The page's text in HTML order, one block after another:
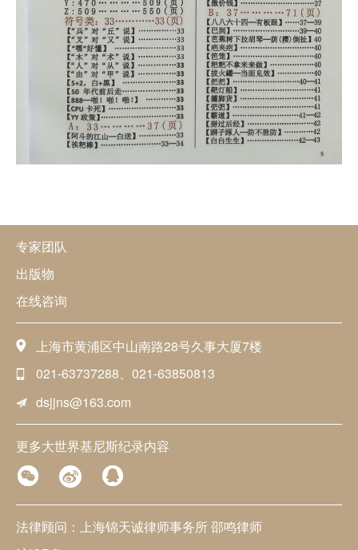
专家团队
出版物
在线咨询
上海市黄浦区中山南路28号久事大厦7楼
021-63737288、021-63850813
dsjjns@163.com
更多大世界基尼斯纪录内容
法律顾问：上海锦天诚律师事务所 邵鸣律师